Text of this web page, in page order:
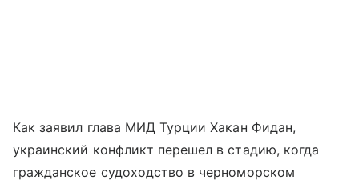
Как заявил глава МИД Турции Хакан Фидан,
украинский конфликт перешел в стадию, когда
гражданское судоходство в черноморском